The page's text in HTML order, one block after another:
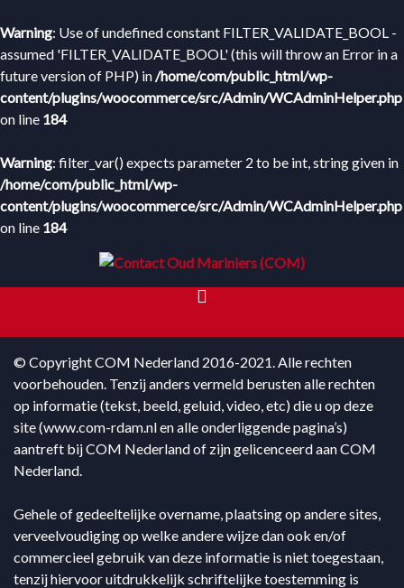
Warning: Use of undefined constant FILTER_VALIDATE_BOOL -
assumed 'FILTER_VALIDATE_BOOL' (this will throw an Error in a
future version of PHP) in/home/com/public_html/wp-
content/plugins/woocommerce/src/Admin/WCAdminHelper.php
on line 184
Warning: filter_var() expects parameter 2 to be int, string given in
/home/com/public_html/wp-
content/plugins/woocommerce/src/Admin/WCAdminHelper.php
on line 184
WEBWINKEL
© Copyright COM Nederland 2016-2021. Alle rechten
voorbehouden. Tenzij anders vermeld berusten alle rechten
op informatie (tekst, beeld, geluid, video, etc) die u op deze
site (www.com-rdam.nl en alle onderliggende pagina’s)
aantreft bij COM Nederland of zijn gelicenceerd aan COM
Nederland.
Gehele of gedeeltelijke overname, plaatsing op andere sites,
verveelvoudiging op welke andere wijze dan ook en/of
commercieel gebruik van deze informatie is niet toegestaan,
tenzij hiervoor uitdrukkelijk schriftelijke toestemming is